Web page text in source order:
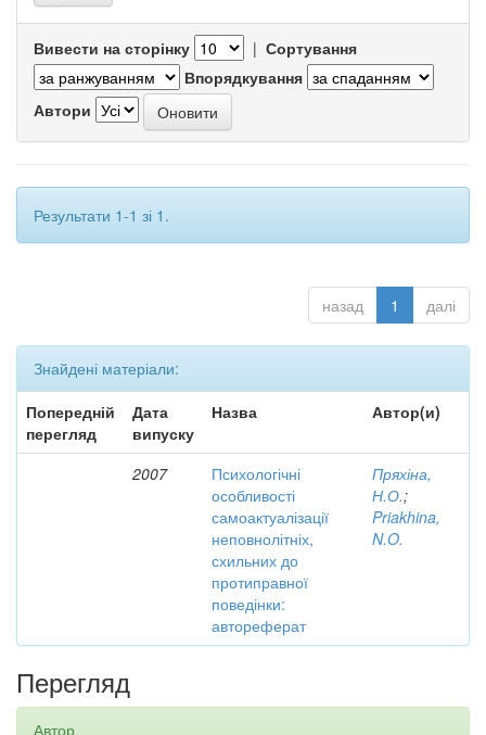
Вивести на сторінку | Сортування
Впорядкування
Автори
Результати 1-1 зі 1.
назад 1 далі
Знайдені матеріали:
Попередній
перегляд
Дата
випуску
Назва Автор(и)
2007
Психологічні
особливості
самоактуалізації
неповнолітніх,
схильних до
протиправної
поведінки:
автореферат
Пряхіна,
Н.О.;
Priakhina,
N.O.
Перегляд
Автор